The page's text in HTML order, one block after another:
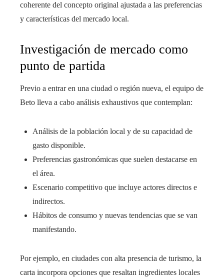
coherente del concepto original ajustada a las preferencias
y características del mercado local.
Investigación de mercado como
punto de partida
Previo a entrar en una ciudad o región nueva, el equipo de
Beto lleva a cabo análisis exhaustivos que contemplan:
Análisis de la población local y de su capacidad de
gasto disponible.
Preferencias gastronómicas que suelen destacarse en
el área.
Escenario competitivo que incluye actores directos e
indirectos.
Hábitos de consumo y nuevas tendencias que se van
manifestando.
Por ejemplo, en ciudades con alta presencia de turismo, la
carta incorpora opciones que resaltan ingredientes locales